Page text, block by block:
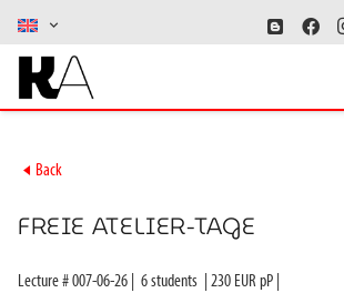
► Back
FREIE ATELIER-TAGE
Lecture #007-06-26 6students 230 EUR pP |